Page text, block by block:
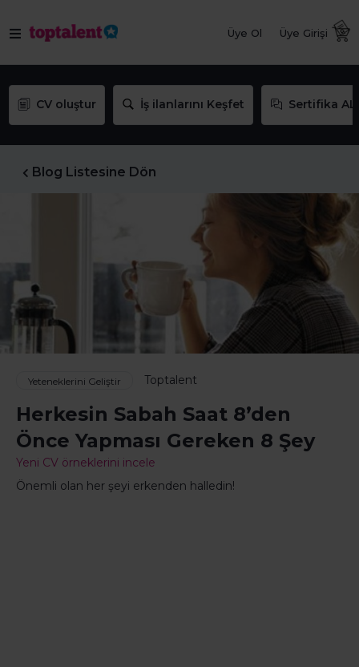
Üye Ol Üye Girişi
CV oluştur İş ilanlarını Keşfet Sertifika AL
Blog Listesine Dön
Yeteneklerini Geliştir Toptalent
Herkesin Sabah Saat 8’den
Önce Yapması Gereken 8 Şey
Yeni CV örneklerini incele
Önemli olan her şeyi erkenden halledin!